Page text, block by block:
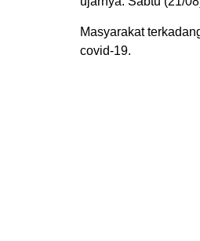
Masyarakat
covid-19.